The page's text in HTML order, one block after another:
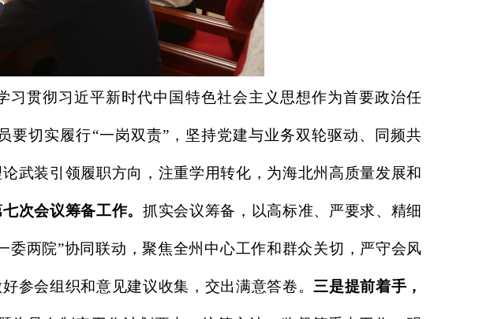
习贯彻习近平新时代中国特色社会主义思想作为首要政治任
要切实履行“一岗双责”，坚持党建与业务双轮驱动、同频共
武装引领履职方向，注重学用转化，为海北州高质量发展和
次会议筹备工作。 抓实会议筹备，以高标准、严要求、精细
委两院”协同联动，聚焦全州中心工作和群众关切，严守会风
参会组织和意见建议收集，交出满意答卷。三是提前着手，